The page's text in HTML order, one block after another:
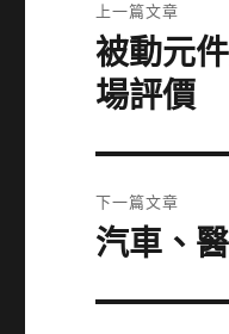
章
導
上一篇文章
上
一
篇
文
被動元
場評價
下一篇文章
下
篇
汽車、